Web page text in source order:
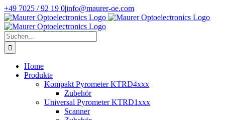
Zum
Inhalt
springen
+49 7025 / 92 19 0|info@maurer-oe.com
Suche
nach:
Home
Produkte
Kompakt Pyrometer KTRD4xxx
Zubehör
Universal Pyrometer KTRD1xxx
Scanner